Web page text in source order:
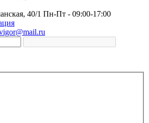
40/1 Пн-Пт - 09:00-17:00